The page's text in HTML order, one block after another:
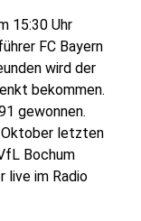
15:30 Uhr
FC Bayern
wird der
bekommen.
gewonnen.
Oktober letzten
Bochum
live im Radio